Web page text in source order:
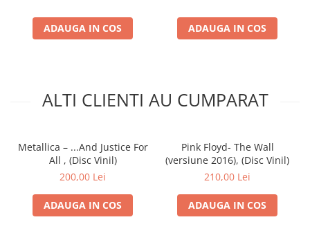
ADAUGA IN COS ADAUGA IN COS
ALTI CLIENTI AU CUMPARAT
Metallica – ...And Justice For
All , (Disc Vinil)
200,00 Lei
ADAUGA IN COS
Pink Floyd- The Wall
(versiune 2016), (Disc Vinil)
210,00 Lei
ADAUGA IN COS